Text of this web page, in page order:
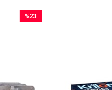
%23